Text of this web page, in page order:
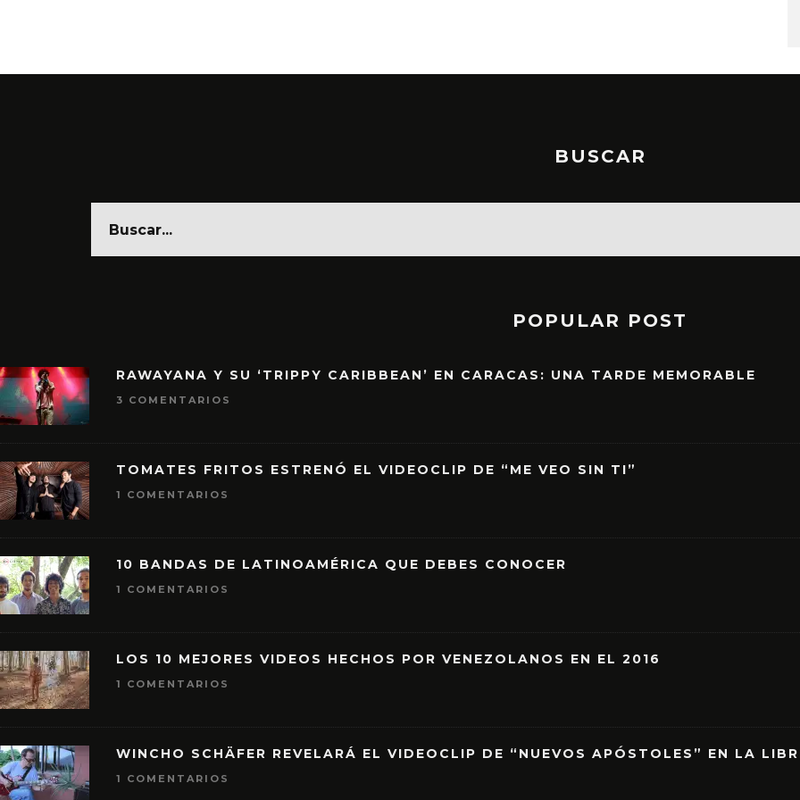
BUSCAR
POPULAR POST
RAWAYANA Y SU ‘TRIPPY CARIBBEAN’ EN CARACAS: UNA TARDE MEMORABLE
3 COMENTARIOS
TOMATES FRITOS ESTRENÓ EL VIDEOCLIP DE “ME VEO SIN TI”
1 COMENTARIOS
10 BANDAS DE LATINOAMÉRICA QUE DEBES CONOCER
1 COMENTARIOS
LOS 10 MEJORES VIDEOS HECHOS POR VENEZOLANOS EN EL 2016
1 COMENTARIOS
WINCHO SCHÄFER REVELARÁ EL VIDEOCLIP DE “NUEVOS APÓSTOLES” EN LA
1 COMENTARIOS